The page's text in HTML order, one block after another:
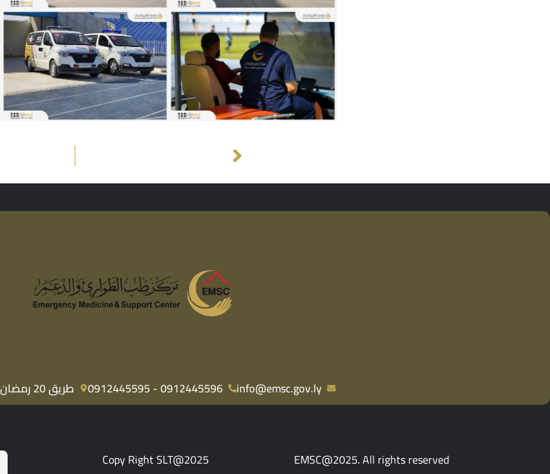
info@emsc.gov.ly
0912445596 - 0912445595 طريق 20 رمضان - طرابلس - ليبيا
EMSC@2025. All rights reserved
Copy Right SLT@2025